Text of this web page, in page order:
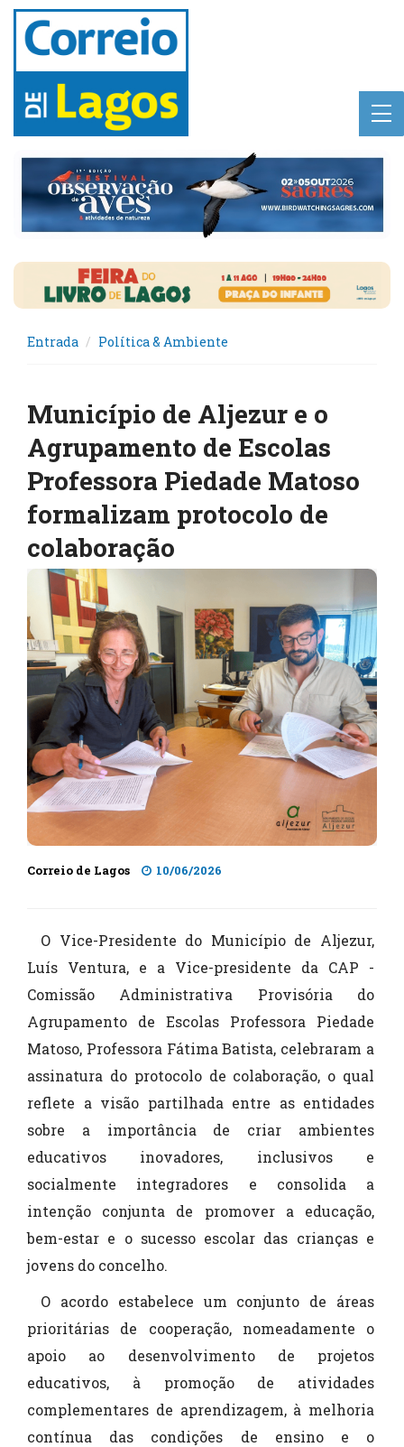
Entrada Política & Ambiente
Município de Aljezur e o
Agrupamento de Escolas
Professora Piedade Matoso
formalizam protocolo de
colaboração
Correio de Lagos 10/06/2026
O Vice-Presidente do Município de Aljezur,
Luís Ventura, e a Vice-presidente da CAP -
Comissão Administrativa Provisória do
Agrupamento de Escolas Professora Piedade
Matoso, Professora Fátima Batista, celebraram a
assinatura do protocolo de colaboração, o qual
reflete a visão partilhada entre as entidades
sobre a importância de criar ambientes
educativos inovadores, inclusivos e
socialmente integradores e consolida a
intenção conjunta de promover a educação,
bem-estar e o sucesso escolar das crianças e
jovens do concelho.
O acordo estabelece um conjunto de áreas
prioritárias de cooperação, nomeadamente o
apoio ao desenvolvimento de projetos
educativos, à promoção de atividades
complementares de aprendizagem, à melhoria
contínua das condições de ensino e o